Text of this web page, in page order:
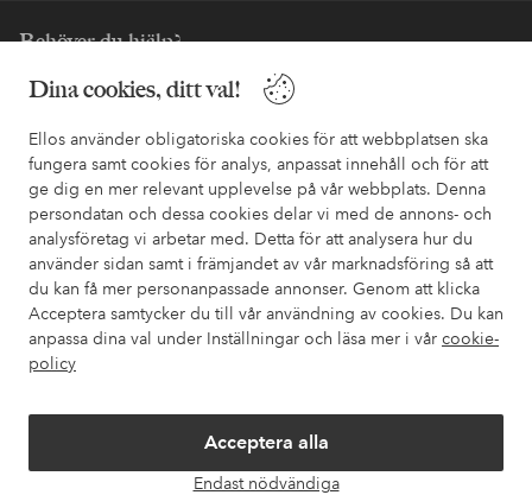
Dina cookies, ditt val!
Ellos använder obligatoriska cookies för att webbplatsen ska
fungera samt cookies för analys, anpassat innehåll och för att
ge dig en mer relevant upplevelse på vår webbplats. Denna
persondatan och dessa cookies delar vi med de annons- och
analysföretag vi arbetar med. Detta för att analysera hur du
använder sidan samt i främjandet av vår marknadsföring så att
du kan få mer personanpassade annonser. Genom att klicka
Acceptera samtycker du till vår användning av cookies. Du kan
anpassa dina val under Inställningar och läsa mer i vår cookie-
policy
Acceptera alla
Endast nödvändiga
Behöver du hjälp?
I vår FAQ hittar du svaren på de vanligaste frågorna. Här finns
också information om hur du enklast kontaktar oss.
Kundservice Beställning Betalsätt
Mina sidor
Om Ellos
Villkor